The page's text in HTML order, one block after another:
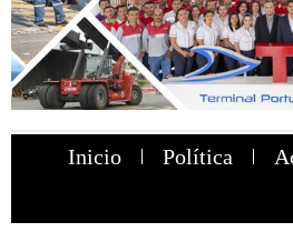
Inicio Política